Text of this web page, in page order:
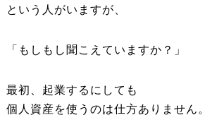
という人がいますが、
「もしもし聞こえていますか？」
最初、起業するにしても
個人資産を使うのは仕方ありません。